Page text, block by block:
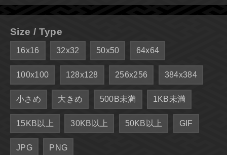
Size / Type
16x16 32x32 50x50 64x64
100x100 128x128 256x256 384x384
小さめ 大きめ 500B未満 1KB未満
15KB以上 30KB以上 50KB以上 GIF
JPG PNG